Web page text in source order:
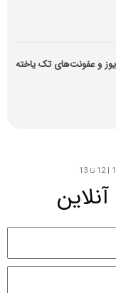
و عفونت‌های تک یاخته